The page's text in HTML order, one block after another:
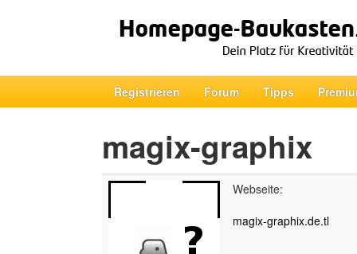
Registrieren Forum Tipps
magix-graphix
Webseite:
magix-graphix.de.tl